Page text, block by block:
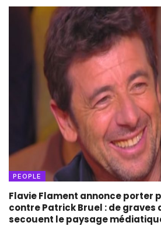
PEOPLE
Flavie Flament annonce porter
contre Patrick Bruel : de
secouent le paysage